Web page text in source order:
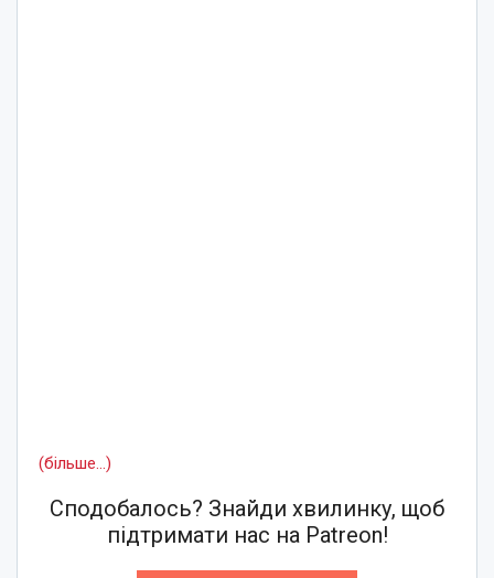
(більше…)
Сподобалось? Знайди хвилинку, щоб
підтримати нас на Patreon!